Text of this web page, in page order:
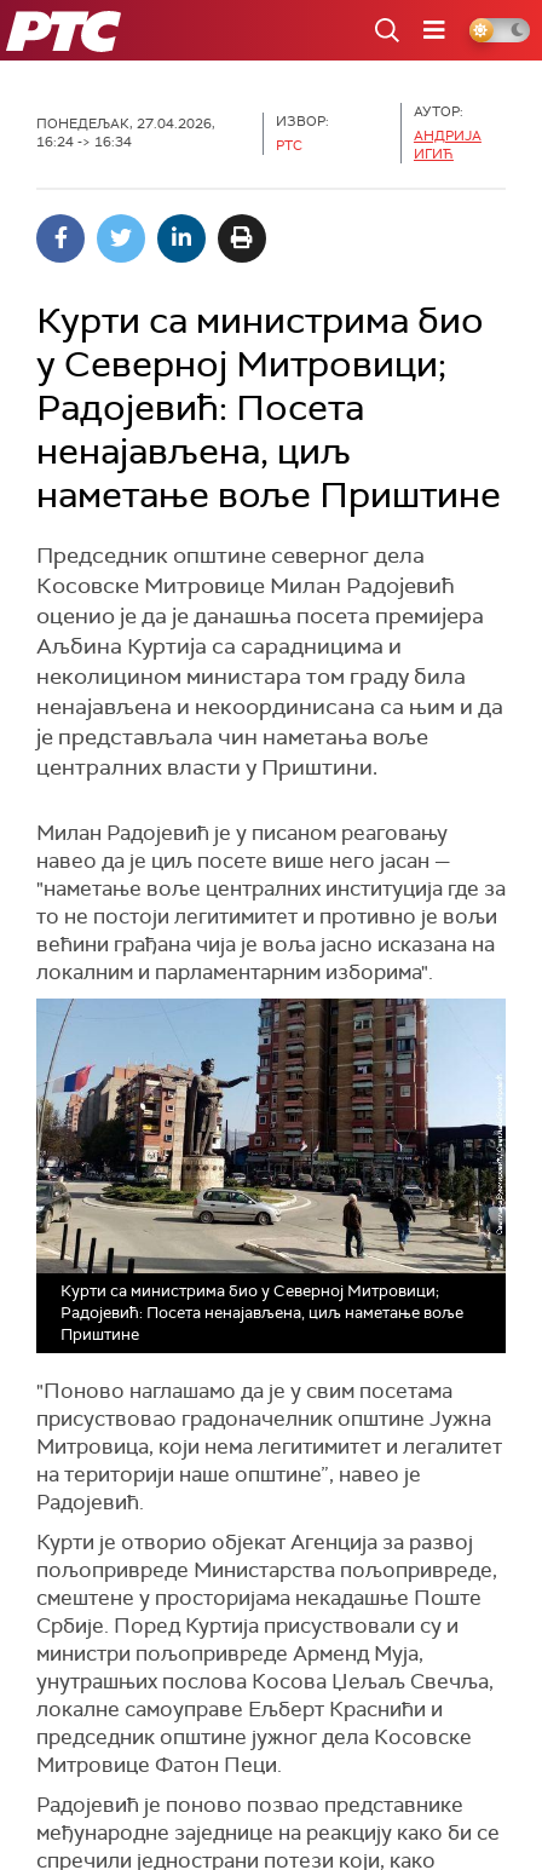
РТС
ПОНЕДЕЉАК, 27.04.2026,
16:24 -> 16:34
ИЗВОР:
РТС
АУТОР:
АНДРИЈА
ИГИЋ
Курти са министрима био
у Северној Митровици;
Радојевић: Посета
ненајављена, циљ
наметање воље Приштине
Председник општине северног дела
Косовске Митровице Милан Радојевић
оценио је да је данашња посета премијера
Аљбина Куртија са сарадницима и
неколицином министара том граду била
ненајављена и некоординисана са њим и да
је представљала чин наметања воље
централних власти у Приштини.
Милан Радојевић је у писаном реаговању
навео да је циљ посете више него јасан —
"наметање воље централних институција где за
то не постоји легитимитет и противно је вољи
већини грађана чија је воља јасно исказана на
локалним и парламентарним изборима".
Курти са министрима био у Северној Митровици;
Радојевић: Посета ненајављена, циљ наметање воље
Приштине
"Поново наглашамо да је у свим посетама
присуствовао градоначелник општине Јужна
Митровица, који нема легитимитет и легалитет
на територији наше општине”, навео је
Радојевић.
Курти је отворио објекат Агенција за развој
пољопривреде Министарства пољопривреде,
смештене у просторијама некадашње Поште
Србије. Поред Куртија присуствовали су и
министри пољопривреде Арменд Муја,
унутрашњих послова Косова Џељаљ Свечља,
локалне самоуправе Ељберт Краснићи и
председник општине јужног дела Косовске
Митровице Фатон Пеци.
Радојевић је поново позвао представнике
међународне заједнице на реакцију како би се
спречили једнострани потези који, како